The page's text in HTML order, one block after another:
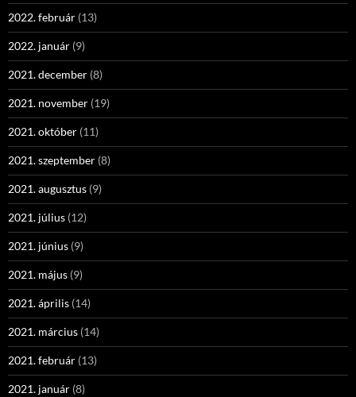
2022. február (13)
2022. január (9)
2021. december (8)
2021. november (19)
2021. október (11)
2021. szeptember (8)
2021. augusztus (9)
2021. július (12)
2021. június (9)
2021. május (9)
2021. április (14)
2021. március (14)
2021. február (13)
2021. január (8)